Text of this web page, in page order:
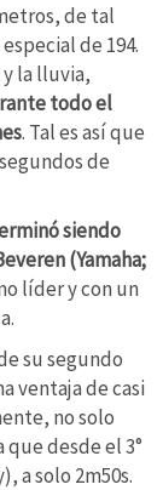
de tal
de 194.
la lluvia,
todo el
. Tal es así que
de
siendo
(Yamaha;
líder y con un
su segundo
ventaja de casi
no solo
desde el 3°
a solo 2m50s.